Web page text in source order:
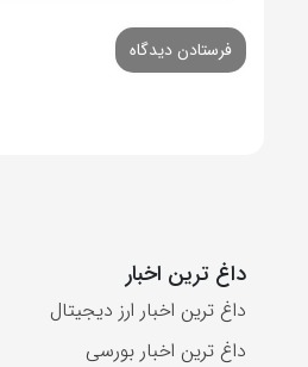
داغ ترین اخبار
داغ ترین اخبار ارز دیجیتال
داغ ترین اخبار بورسی